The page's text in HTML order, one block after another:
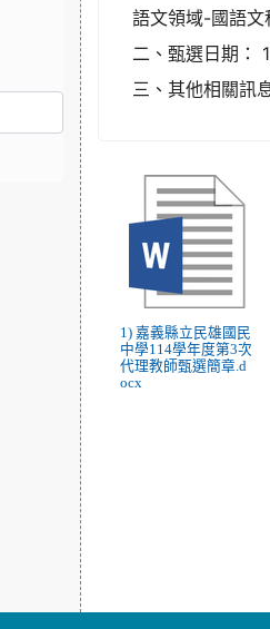
語文領域-國語文
二、甄選日期：
三、其他相關訊
1) 嘉義縣立民雄國民
中學114學年度第3次
代理教師甄選簡章.d
ocx